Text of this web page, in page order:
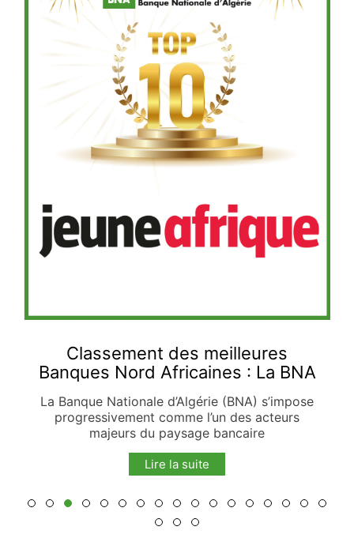
Classement des meilleures
Banques Nord Africaines : La BNA
s’impose comme un acteur majeur
de la finance en Afrique.
La Banque Nationale d’Algérie (BNA) s’impose
progressivement comme l’un des acteurs
majeurs du paysage bancaire
Lire la suite